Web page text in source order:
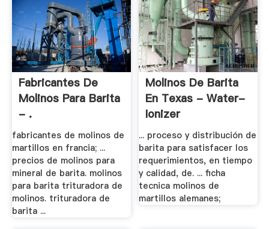
Fabricantes De
Molinos Para Barita
- .
fabricantes de molinos de
martillos en francia; ...
precios de molinos para
mineral de barita. molinos
para barita trituradora de
molinos. trituradora de
barita ...
Molinos De Barita
En Texas - Water-
Ionizer
... proceso y distribución de
barita para satisfacer los
requerimientos, en tiempo
y calidad, de. ... ficha
tecnica molinos de
martillos alemanes;